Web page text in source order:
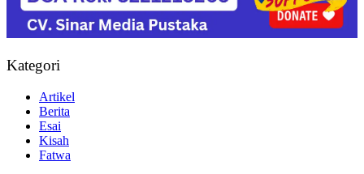
Kategori
Artikel
Berita
Esai
Kisah
Fatwa